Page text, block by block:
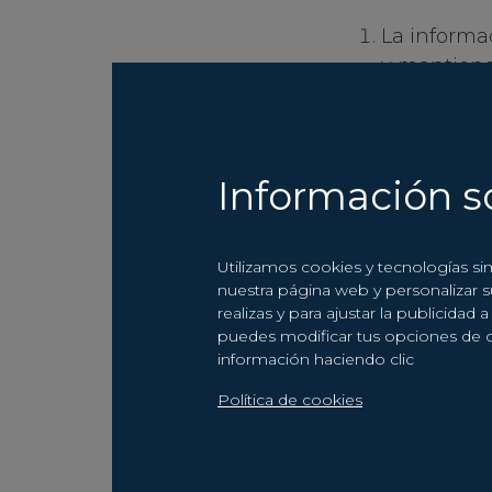
La
y
públicos,
listas de
fraude,
prestado
En particular,
Información
Utilizamos cookies y tecnologías
nuestra página web y personalizar
realizas y para ajustar la
puedes modificar tus opciones de
información haciendo clic
Política de cookies